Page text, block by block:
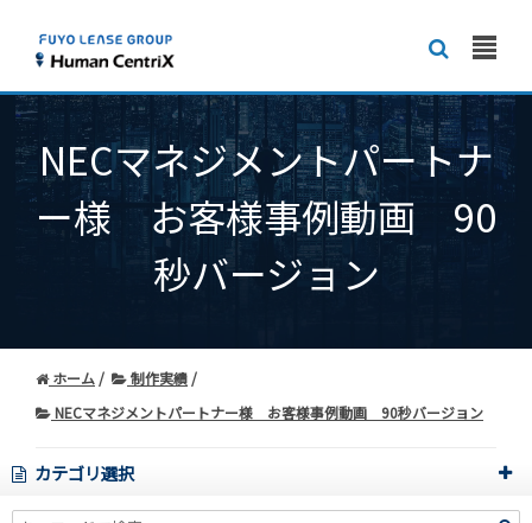
NECマネジメントパートナ
ー様 お客様事例動画 90
秒バージョン
ホーム
制作実績
NECマネジメントパートナー様 お客様事例動画 90秒バージョン
カテゴリ選択